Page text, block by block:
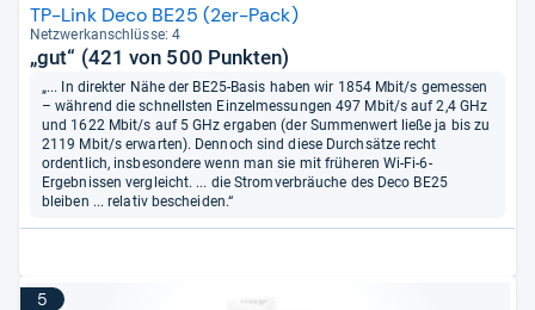
TP-Link Deco BE25 (2er-Pack)
Netz­werk­an­schlüsse: 4
„gut“ (421 von 500 Punkten)
„... In direkter Nähe der BE25-Basis haben wir 1854 Mbit/s gemessen
– während die schnellsten Einzelmessungen 497 Mbit/s auf 2,4 GHz
und 1622 Mbit/s auf 5 GHz ergaben (der Summenwert ließe ja bis zu
2119 Mbit/s erwarten). Dennoch sind diese Durchsätze recht
ordentlich, insbesondere wenn man sie mit früheren Wi-Fi-6-
Ergebnissen vergleicht. ... die Stromverbräuche des Deco BE25
bleiben ... relativ bescheiden.“
5